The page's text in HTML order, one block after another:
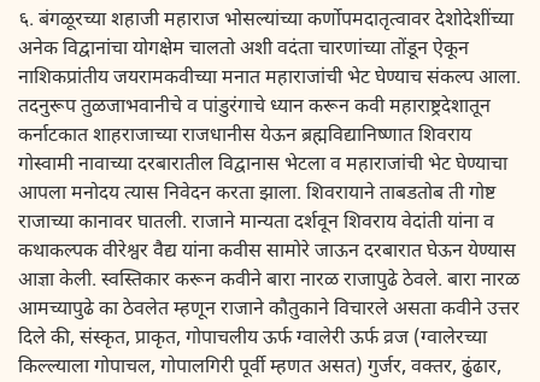
६. बंगळूरच्या शहाजी महाराज भोसल्यांच्या कर्णोपमदातृत्वावर देशोदेशींच्या
अनेक विद्वानांचा योगक्षेम चालतो अशी वदंता चारणांच्या तोंडून ऐकून
नाशिकप्रांतीय जयरामकवीच्या मनात महाराजांची भेट घेण्याच संकल्प आला.
तदनुरूप तुळजाभवानीचे व पांडुरंगाचे ध्यान करून कवी महाराष्ट्रदेशातून
कर्नाटकात शाहराजाच्या राजधानीस येऊन ब्रह्मविद्यानिष्णात शिवराय
गोस्वामी नावाच्या दरबारातील विद्वानास भेटला व महाराजांची भेट घेण्याचा
आपला मनोदय त्यास निवेदन करता झाला. शिवरायाने ताबडतोब ती गोष्ट
राजाच्या कानावर घातली. राजाने मान्यता दर्शवून शिवराय वेदांती यांना व
कथाकल्पक वीरेश्वर वैद्य यांना कवीस सामोरे जाऊन दरबारात घेऊन येण्यास
आज्ञा केली. स्वस्तिकार करून कवीने बारा नारळ राजापुढे ठेवले. बारा नारळ
आमच्यापुढे का ठेवलेत म्हणून राजाने कौतुकाने विचारले असता कवीने उत्तर
दिले की, संस्कृत, प्राकृत, गोपाचलीय ऊर्फ ग्वालेरी ऊर्फ व्रज (ग्वालेरच्या
किल्ल्याला गोपाचल, गोपालगिरी पूर्वी म्हणत असत) गुर्जर, वक्तर, ढुंढार,